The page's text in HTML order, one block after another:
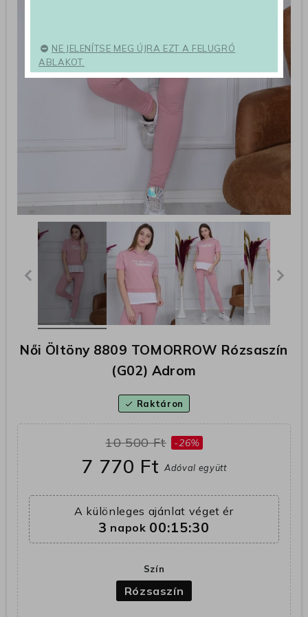
Női Öltöny 8809 TOMORROW Rózsaszín
(G02) Adrom
check Raktáron
10 500 Ft -26%
7 770 FtAdóval együtt
A különleges ajánlat véget ér
3 napok 00:15:29
Szín
Rózsaszín
NE JELENÍTSE MEG ÚJRA EZT A FELUGRÓ
ABLAKOT.